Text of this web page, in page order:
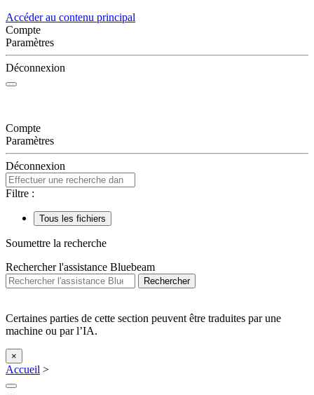
Accéder au contenu principal
Compte
Paramètres
Déconnexion
Compte
Paramètres
Déconnexion
Filtre :
Tous les fichiers
Soumettre la recherche
Rechercher l'assistance Bluebeam
Rechercher
Certaines parties de cette section peuvent être traduites par une
machine ou par l’IA.
×
Accueil >